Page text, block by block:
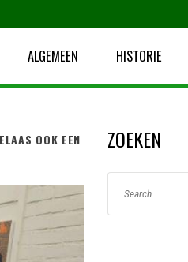
ALGEMEEN HISTORIE
OOK EEN
ZOEKEN